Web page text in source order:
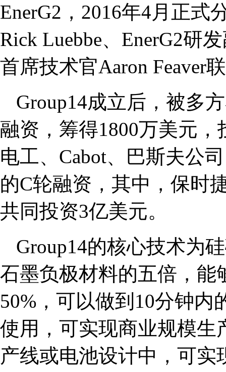
EnerG2，2016年4月正式
Rick Luebbe、EnerG2研
首席技术官Aaron Feaver
Group14成立后，被多
融资，筹得1800万美元，
电工、Cabot、巴斯夫公
的C轮融资，其中，保时
共同投资3亿美元。
Group14的核心技术为
石墨负极材料的五倍，能
50%，可以做到10分钟内
使用，可实现商业规模生
产线或电池设计中，可